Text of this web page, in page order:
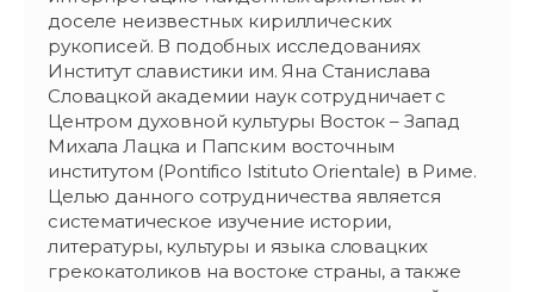
доселе неизвестных кириллических
рукописей. В подобных исследованиях
Институт славистики им. Яна Станислава
Словацкой академии наук сотрудничает с
Центром духовной культуры Восток – Запад
Михала Лацка и Папским восточным
институтом (Pontifico Istituto Orientale) в Риме.
Целью данного сотрудничества является
систематическое изучение истории,
литературы, культуры и языка словацких
грекокатоликов на востоке страны, а также